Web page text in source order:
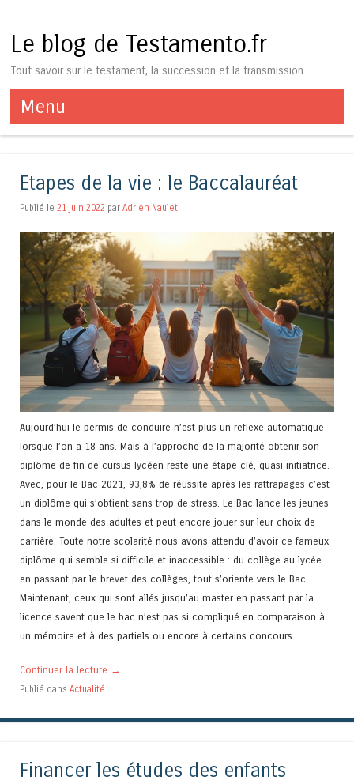
Le blog de Testamento.fr
Tout savoir sur le testament, la succession et la transmission
Menu
Aller au contenu
Etapes de la vie : le Baccalauréat
Publié le 21 juin 2022 par Adrien Naulet
Aujourd’hui le permis de conduire n’est plus un reflexe automatique
lorsque l’on a 18 ans. Mais à l’approche de la majorité obtenir son
diplôme de fin de cursus lycéen reste une étape clé, quasi initiatrice.
Avec, pour le Bac 2021, 93,8% de réussite après les rattrapages c’est
un diplôme qui s’obtient sans trop de stress. Le Bac lance les jeunes
dans le monde des adultes et peut encore jouer sur leur choix de
carrière. Toute notre scolarité nous avons attendu d’avoir ce fameux
diplôme qui semble si difficile et inaccessible : du collège au lycée
en passant par le brevet des collèges, tout s’oriente vers le Bac.
Maintenant, ceux qui sont allés jusqu’au master en passant par la
licence savent que le bac n’est pas si compliqué en comparaison à
un mémoire et à des partiels ou encore à certains concours.
Continuer la lecture →
Publié dans Actualité
Financer les études des enfants